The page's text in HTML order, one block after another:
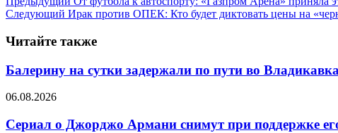
Следующий Ирак против ОПЕК: Кто будет диктовать цены на
Читайте также
Балерину на сутки задержали по пути во
06.08.2026
Сериал о Джорджо Армани снимут при поддержке